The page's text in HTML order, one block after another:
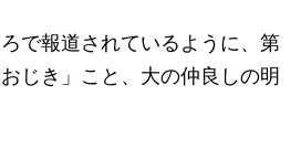
で報道されているように、第
じき」こと、大の仲良しの明